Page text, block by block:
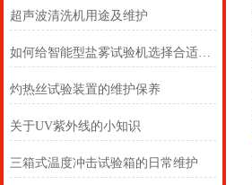
超声波清洗机用途及维护
如何给智能型盐雾试验机选择合适的压缩机
灼热丝试验装置的维护保养
关于UV紫外线的小知识
三箱式温度冲击试验箱的日常维护